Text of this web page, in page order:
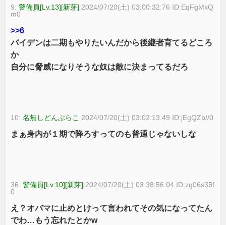
9:警備員[Lv.13][新芽] 2024/07/20(土) 03:00:32.76 ID:EqFgMkQ
m0
>>6
バイデンは二期もやりたいんだから後継者育てるどころ
か
自分に脅威になりそうな奴は敵に決まってるだろ
10:名無しどんぶらこ 2024/07/20(土) 03:02:13.49 ID:jEgQZb//0
まぁ身内が１期で降ろすってのも普通じゃないしな
36:警備員[Lv.10][新芽] 2024/07/20(土) 03:38:56.04 ID:zg06s35f
0
え？オバマに止めとけって言われてその気になってたん
でわ…もう忘れたとかw